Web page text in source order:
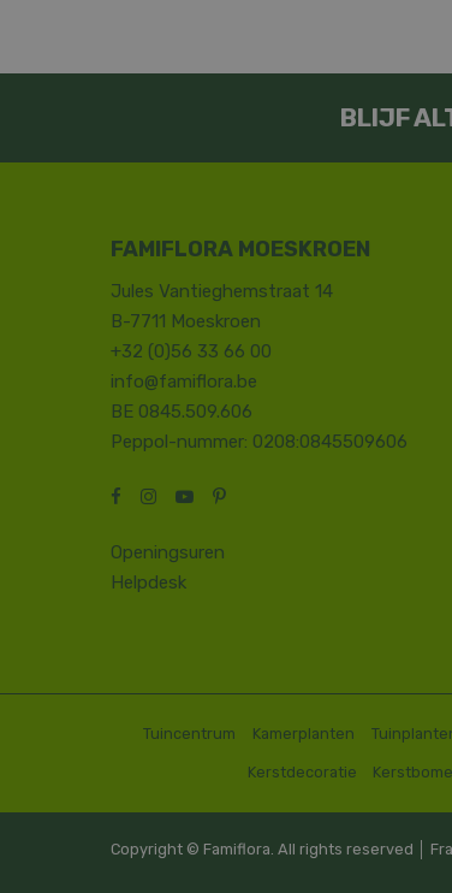
BLIJF
FAMIFLORA MOESKROEN
Jules Vantieghemstraat 14
B-7711 Moeskroen
+32 (0)56 33 66 00
info@famiflora.be
BE 0845.509.606
Peppol-nummer: 0208:0845509606
Openingsuren
Helpdesk
Tuincentrum Kamerplanten
Kerstdecoratie
Copyright © Famiflora. All rights reserved │